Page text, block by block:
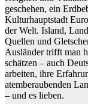
geschehen, ein
Kulturhauptstadt
der Welt. Island,
Quellen und
Ausländer trifft man
schätzen – auch
arbeiten, ihre
atemberaubenden
– und es lieben.